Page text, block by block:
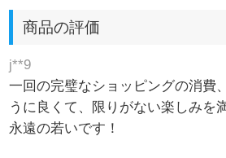
商品の評価
j**9
一回の完璧なショッピングの消費
うに良くて、限りがない楽しみを
永遠の若いです！